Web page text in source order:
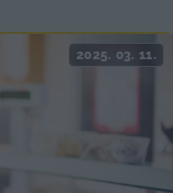
2025. 03. 11.